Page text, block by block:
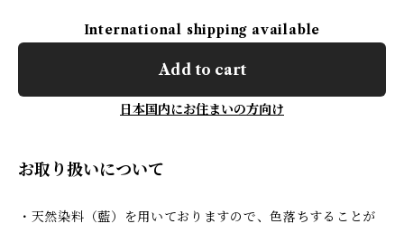
International shipping available
Add to cart
日本国内にお住まいの方向け
お取り扱いについて
・天然染料（藍）を用いておりますので、色落ちすることが